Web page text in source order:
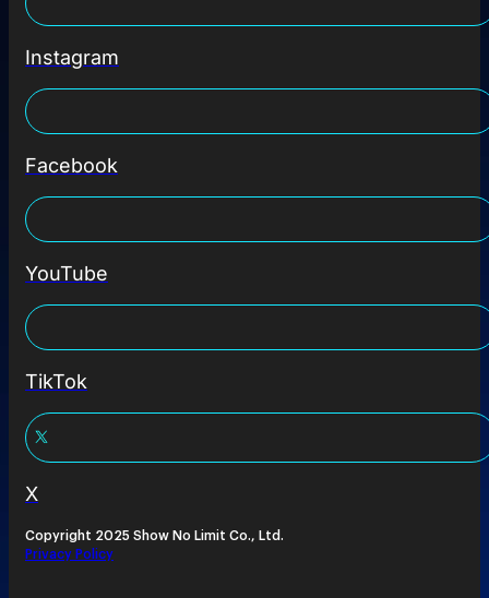
Instagram
Facebook
YouTube
TikTok
X
Copyright 2025 Show No Limit Co., Ltd.
Privacy Policy